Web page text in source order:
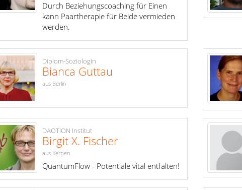
Durch Beziehungscoaching für Einen
kann Paartherapie für Beide vermieden
werden.
Diplom-Soziologin
Bianca Guttau
aus Berlin
DAOTION Institut
Birgit X. Fischer
aus Kerpen
QuantumFlow - Potentiale vital entfalten!